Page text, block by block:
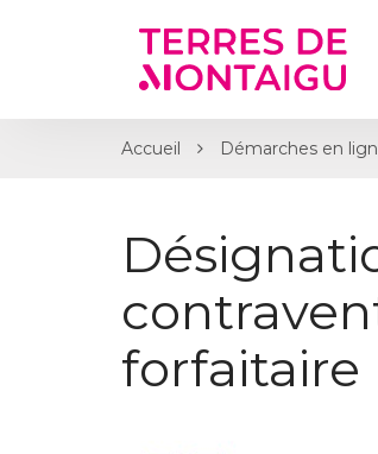
Accueil Démarches en
forfaitaire